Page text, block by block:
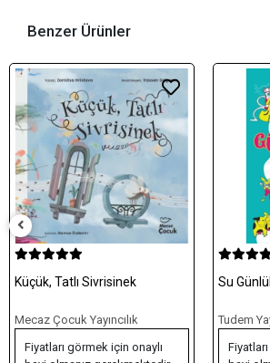
Benzer Ürünler
Küçük, Tatlı Sivrisinek
Mecaz Çocuk Yayıncılık
Fiyatları görmek için onaylı
Su
Tudem